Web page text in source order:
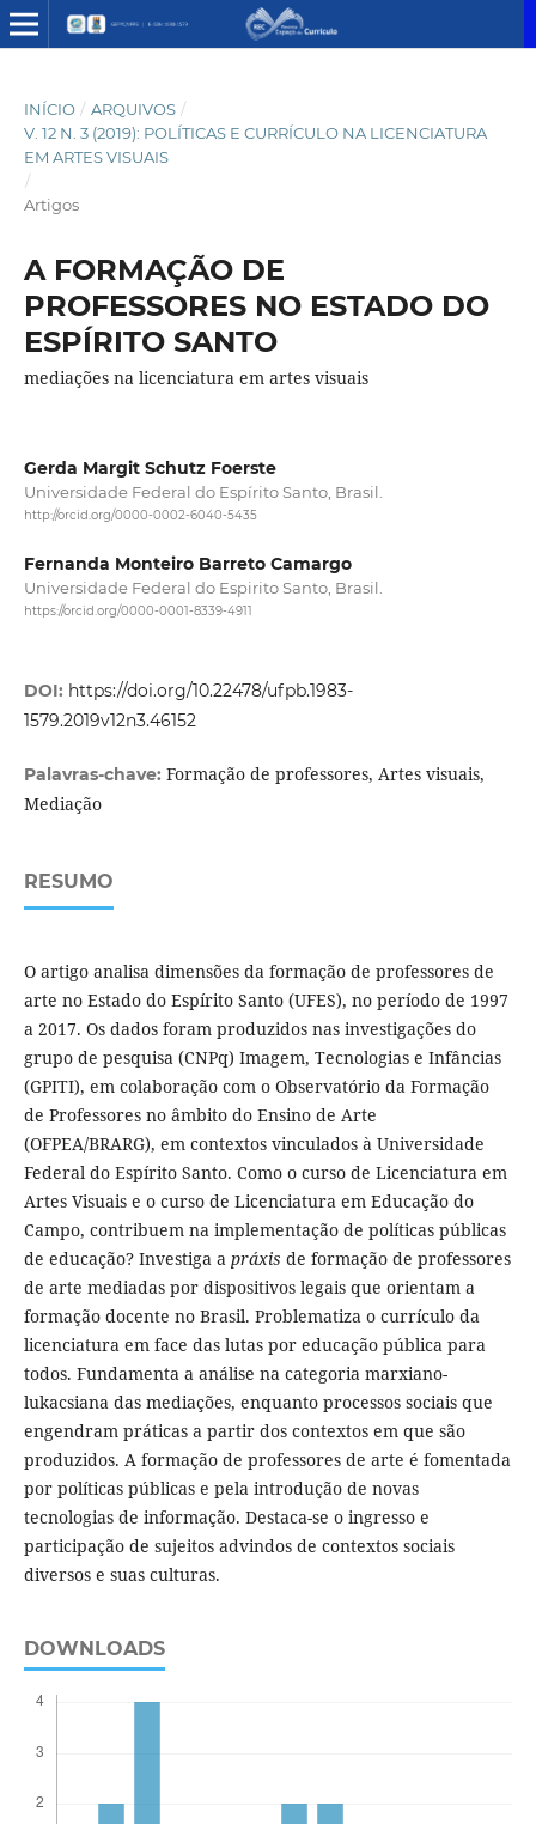
INÍCIO / ARQUIVOS /
V. 12 N. 3 (2019): POLÍTICAS E CURRÍCULO NA LICENCIATURA
EM ARTES VISUAIS
/
Artigos
A FORMAÇÃO DE
PROFESSORES NO ESTADO DO
ESPÍRITO SANTO
mediações na licenciatura em artes visuais
Gerda Margit Schutz Foerste
Universidade Federal do Espírito Santo, Brasil.
http://orcid.org/0000-0002-6040-5435
Fernanda Monteiro Barreto Camargo
Universidade Federal do Espirito Santo, Brasil.
https://orcid.org/0000-0001-8339-4911
DOI: https://doi.org/10.22478/ufpb.1983-
1579.2019v12n3.46152
Palavras-chave: Formação de professores, Artes visuais,
Mediação
RESUMO
O artigo analisa dimensões da formação de professores de
arte no Estado do Espírito Santo (UFES), no período de 1997
a 2017. Os dados foram produzidos nas investigações do
grupo de pesquisa (CNPq) Imagem, Tecnologias e Infâncias
(GPITI), em colaboração com o Observatório da Formação
de Professores no âmbito do Ensino de Arte
(OFPEA/BRARG), em contextos vinculados à Universidade
Federal do Espírito Santo. Como o curso de Licenciatura em
Artes Visuais e o curso de Licenciatura em Educação do
Campo, contribuem na implementação de políticas públicas
de educação? Investiga a práxis de formação de professores
de arte mediadas por dispositivos legais que orientam a
formação docente no Brasil. Problematiza o currículo da
licenciatura em face das lutas por educação pública para
todos. Fundamenta a análise na categoria marxiano-
lukacsiana das mediações, enquanto processos sociais que
engendram práticas a partir dos contextos em que são
produzidos. A formação de professores de arte é fomentada
por políticas públicas e pela introdução de novas
tecnologias de informação. Destaca-se o ingresso e
participação de sujeitos advindos de contextos sociais
diversos e suas culturas.
DOWNLOADS